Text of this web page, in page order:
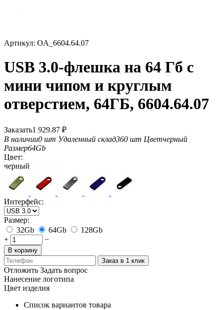
Артикул: OA_6604.64.07
USB 3.0-флешка на 64 Гб с
мини чипом и круглым
отверстием, 64ГБ, 6604.64.07
Заказать1 929.87 ₽
В наличии0 шт Удаленный склад360 шт Цветчерный
Размер64Gb
Цвет:
черный
Интерфейс:
Размер:
32Gb
64Gb
128Gb
+
−
В корзину
Заказ в 1 клик
Отложить Задать вопрос
Нанесение логотипа
Цвет изделия
Список вариантов товара